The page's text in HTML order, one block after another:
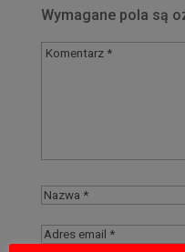
Wymagane pola są